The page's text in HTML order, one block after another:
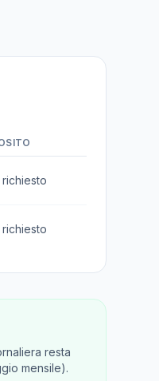
resta
mensile).